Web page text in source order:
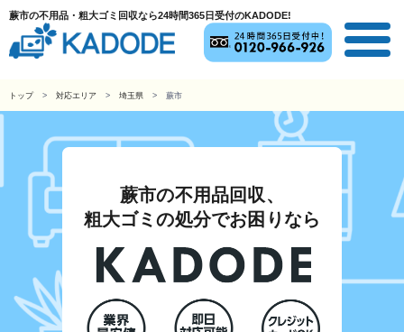
蕨市の不用品・粗大ゴミ回収なら24時間365日受付のKADODE!
トップ 対応エリア 埼玉県 蕨市
蕨市の不用品回収、
粗大ゴミの処分でお困りなら